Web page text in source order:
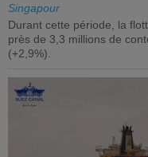
Singapour
Durant cette période, la
près de 3,3 millions de
(+2,9%).